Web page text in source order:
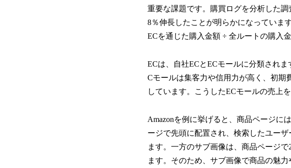
重要な課題です。購買ログを分析した
8％伸長したことが明らかになっていま
ECを通じた購入金額 ÷ 全ルートの購入
ECは、自社ECとECモールに分類され
Cモールは集客力や信用力が高く、初期
しています。こうしたECモールの売上
Amazonを例に挙げると、商品ページに
ージで先頭に配置され、検索したユー
ます。一方のサブ画像は、商品ページ
ます。そのため、サブ画像で商品の魅